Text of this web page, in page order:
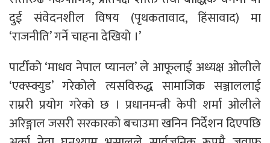
दुई संवेदनशील विषय (पृथकतावाद, हिंसावाद) मा
‘राजनीति’ गर्ने चाहना देखियो ।’
पार्टीको ‘माधव नेपाल प्यानल’ ले आफूलाई अध्यक्ष ओलीले
‘एक्स्क्युड’ गरेकोले त्यसविरुद्ध सामाजिक सञ्जाललाई
राम्ररी प्रयोग गरेको छ । प्रधानमन्त्री केपी शर्मा ओलीले
अरिङ्गाल जसरी सरकारको बचाउमा खनिन निर्देशन दिएपछि